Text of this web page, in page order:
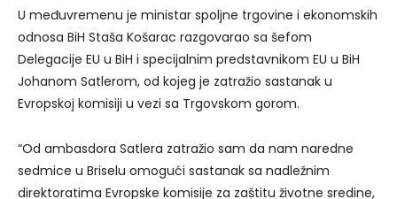
U međuvremenu je ministar spoljne trgovine i ekonomskih
odnosa BiH Staša Košarac razgovarao sa šefom
Delegacije EU u BiH i specijalnim predstavnikom EU u BiH
Johanom Satlerom, od kojeg je zatražio sastanak u
Evropskoj komisiji u vezi sa Trgovskom gorom.
“Od ambasdora Satlera zatražio sam da nam naredne
sedmice u Briselu omogući sastanak sa nadležnim
direktoratima Evropske komisije za zaštitu životne sredine,